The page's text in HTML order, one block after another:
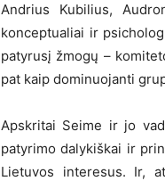
Andrius Kubilius,
konceptualiai ir
patyrusį žmogų –
pat kaip dominuojanti
Apskritai Seime ir jo
patyrimo dalykiškai ir
Lietuvos interesus. Ir,